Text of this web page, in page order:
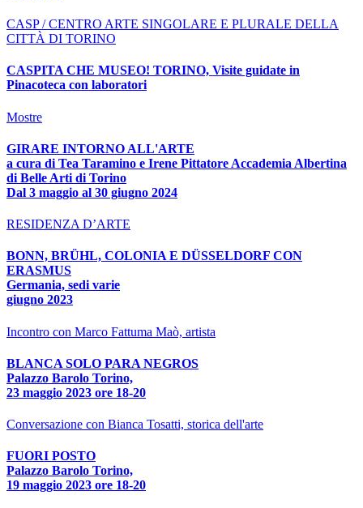
CASP / CENTRO ARTE SINGOLARE E PLURALE DELLA
CITTÀ DI TORINO
CASPITA CHE MUSEO! TORINO, Visite guidate in
Pinacoteca con laboratori
Mostre
GIRARE INTORNO ALL'ARTE
a cura di Tea Taramino e Irene Pittatore Accademia Albertina
di Belle Arti di Torino
Dal 3 maggio al 30 giugno 2024
RESIDENZA D’ARTE
BONN, BRÜHL, COLONIA E DÜSSELDORF CON
ERASMUS
Germania, sedi varie
giugno 2023
Incontro con Marco Fattuma Maò, artista
BLANCA SOLO PARA NEGROS
Palazzo Barolo Torino,
23 maggio 2023 ore 18-20
Conversazione con Bianca Tosatti, storica dell'arte
FUORI POSTO
Palazzo Barolo Torino,
19 maggio 2023 ore 18-20